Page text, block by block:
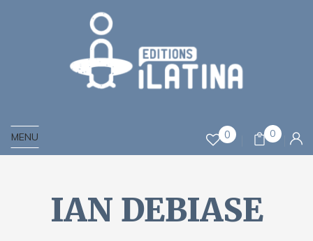
MENU 0 0
IAN DEBIASE